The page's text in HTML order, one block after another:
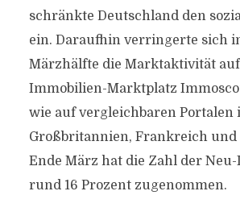
schränkte Deutschland den
ein. Daraufhin verringerte sich
Märzhälfte die Marktaktivität
Immobilien-Marktplatz
wie auf vergleichbaren Portalen
Großbritannien, Frankreich und
Ende März hat die Zahl der
rund 16 Prozent zugenommen.